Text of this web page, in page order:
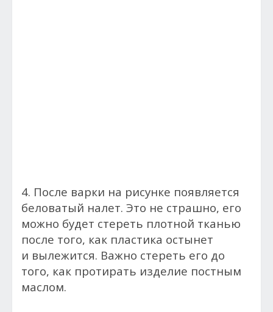
4. После варки на рисунке появляется
беловатый налет. Это не страшно, его
можно будет стереть плотной тканью
после того, как пластика остынет
и вылежится. Важно стереть его до
того, как протирать изделие постным
маслом.